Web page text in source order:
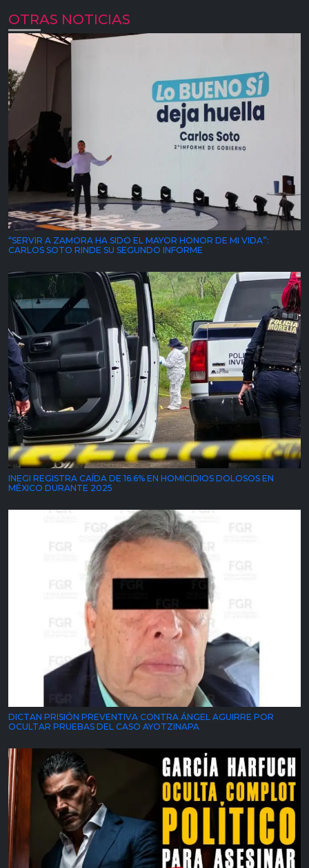
OTRAS NOTICIAS
“SERVIR A ZAMORA HA SIDO EL MAYOR HONOR DE MI VIDA”:
CARLOS SOTO RINDE SU SEGUNDO INFORME
INEGI REGISTRA CAÍDA DE 16.6% EN HOMICIDIOS DOLOSOS EN
MÉXICO DURANTE 2025
DICTAN PRISIÓN PREVENTIVA CONTRA ÁNGEL AGUIRRE POR
OCULTAR PRUEBAS DEL CASO AYOTZINAPA